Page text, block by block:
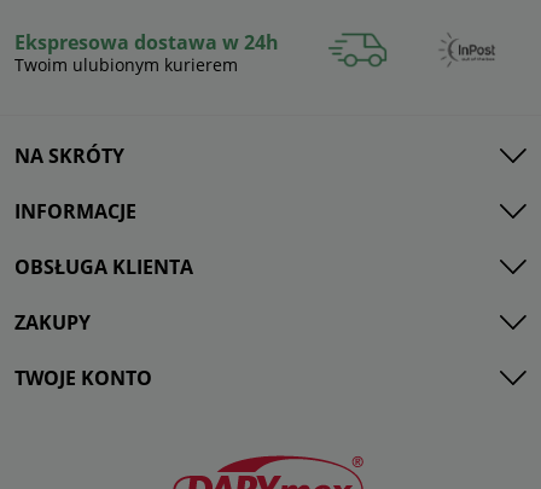
Ekspresowa dostawa w 24h
Twoim ulubionym kurierem
NA SKRÓTY
INFORMACJE
OBSŁUGA KLIENTA
ZAKUPY
TWOJE KONTO